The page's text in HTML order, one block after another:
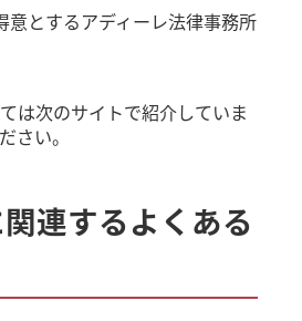
意とするアディーレ法律事務所
は次のサイトで紹介していま
さい。
連するよくある